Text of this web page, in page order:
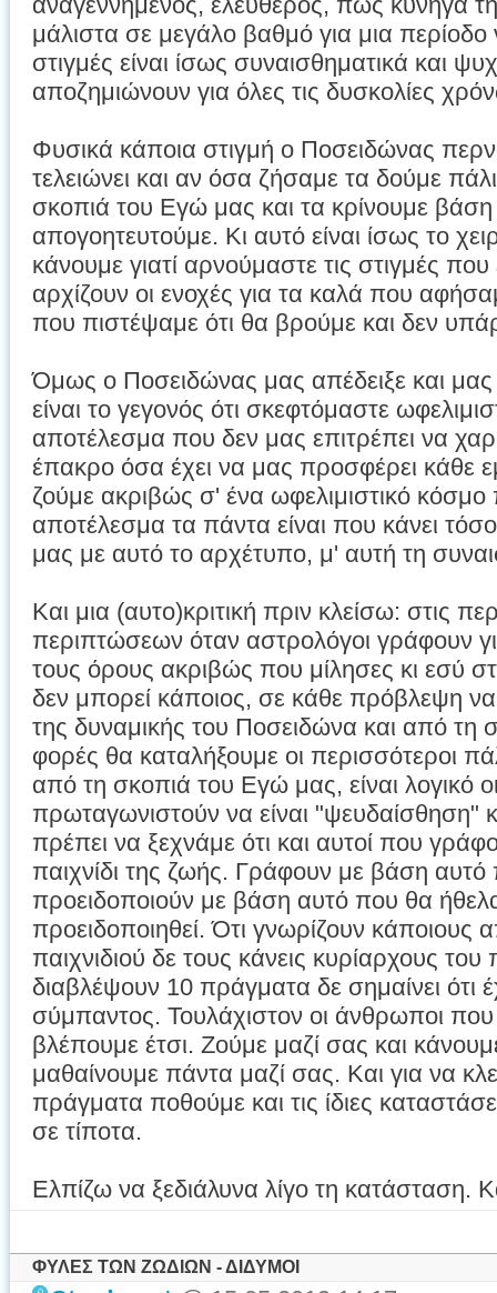
μάλιστα σε μεγάλο βαθμό για μια περίοδο
στιγμές είναι ίσως συναισθηματικά και
αποζημιώνουν για όλες τις δυσκολίες
Φυσικά κάποια στιγμή ο Ποσειδώνας
τελειώνει και αν όσα ζήσαμε τα δούμε
σκοπιά του Εγώ μας και τα κρίνουμε
απογοητευτούμε. Κι αυτό είναι ίσως το
κάνουμε γιατί αρνούμαστε τις στιγμές
αρχίζουν οι ενοχές για τα καλά που
που πιστέψαμε ότι θα βρούμε και δεν
Όμως ο Ποσειδώνας μας απέδειξε και μας
είναι το γεγονός ότι σκεφτόμαστε
αποτέλεσμα που δεν μας επιτρέπει να
έπακρο όσα έχει να μας προσφέρει κάθε
ζούμε ακριβώς σ' ένα ωφελιμιστικό κόσμο
αποτέλεσμα τα πάντα είναι που κάνει
μας με αυτό το αρχέτυπο, μ' αυτή τη
Και μια (αυτο)κριτική πριν κλείσω: στις
περιπτώσεων όταν αστρολόγοι γράφουν
τους όρους ακριβώς που μίλησες κι εσύ
δεν μπορεί κάποιος, σε κάθε πρόβλεψη
της δυναμικής του Ποσειδώνα και από τη
φορές θα καταλήξουμε οι περισσότεροι
από τη σκοπιά του Εγώ μας, είναι λογικό
πρωταγωνιστούν να είναι "ψευδαίσθηση"
πρέπει να ξεχνάμε ότι και αυτοί που
παιχνίδι της ζωής. Γράφουν με βάση αυτό
προειδοποιούν με βάση αυτό που θα
προειδοποιηθεί. Ότι γνωρίζουν κάποιους
παιχνιδιού δε τους κάνεις κυρίαρχους
διαβλέψουν 10 πράγματα δε σημαίνει ότι
σύμπαντος. Τουλάχιστον οι άνθρωποι
βλέπουμε έτσι. Ζούμε μαζί σας και
μαθαίνουμε πάντα μαζί σας. Και για να
πράγματα ποθούμε και τις ίδιες
σε τίποτα.
Ελπίζω να ξεδιάλυνα λίγο τη κατάσταση.
ΦΥΛΕΣ ΤΩΝ ΖΩΔΙΩΝ - ΔΙΔΥΜΟΙ